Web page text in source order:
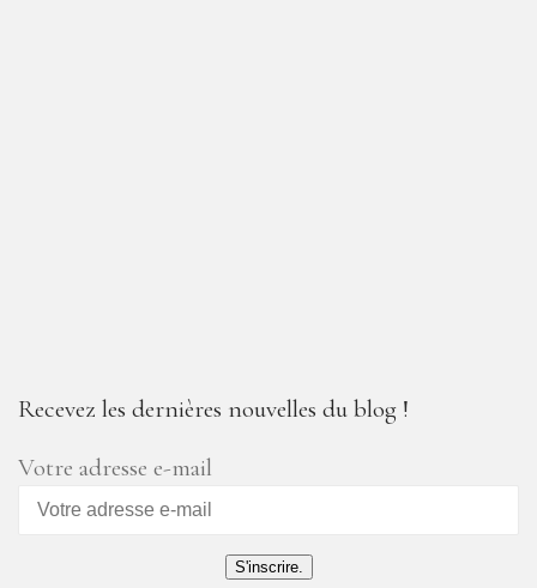
Recevez les dernières nouvelles du blog !
Votre adresse e-mail
S'inscrire.